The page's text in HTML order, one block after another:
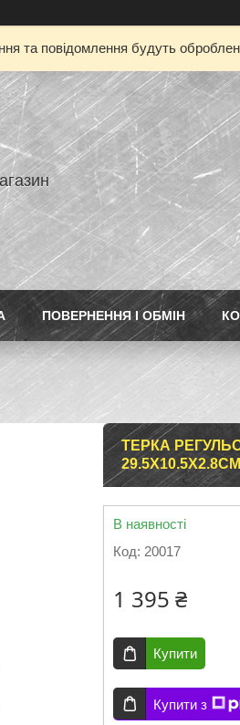
та повідомлення будуть
ПОВЕРНЕННЯ І ОБМІН
ТЕРКА
В наявності
Код: 20017
1 395 ₴
Купити
Купити з